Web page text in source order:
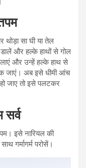
सा घी या तेल
और हल्के हाथों से गोल
और उन्हें हल्के हाथ से
जाएं। अब इसे धीमी आंच
जाए तो इसे पलटकर
इसे नारियल की
गर्मागर्म परोसें।